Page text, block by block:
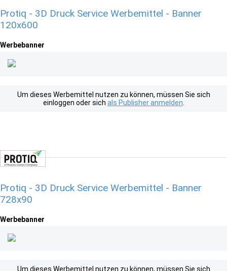
Protiq - 3D Druck Service Werbemittel - Banner
120x600
Werbebanner
Um dieses Werbemittel nutzen zu können, müssen Sie sich
einloggen oder sich als Publisher anmelden
Protiq - 3D Druck Service Werbemittel - Banner
728x90
Werbebanner
Um dieses Werbemittel nutzen zu können, müssen Sie sich